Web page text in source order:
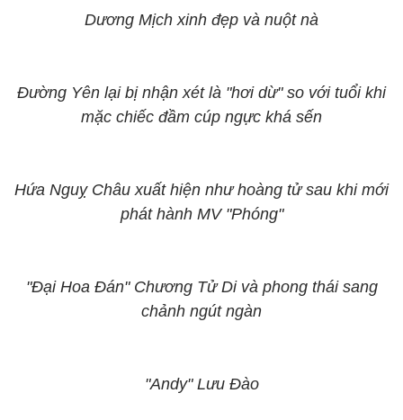
Dương Mịch xinh đẹp và nuột nà
Đường Yên lại bị nhận xét là "hơi dừ" so với tuổi khi
mặc chiếc đầm cúp ngực khá sến
Hứa Nguỵ Châu xuất hiện như hoàng tử sau khi mới
phát hành MV "Phóng"
"Đại Hoa Đán" Chương Tử Di và phong thái sang
chảnh ngút ngàn
"Andy" Lưu Đào